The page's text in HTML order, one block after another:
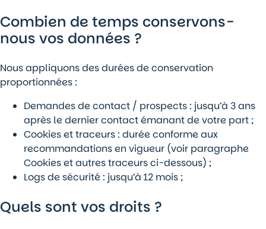
Combien de temps conservons-
nous vos données ?
Nous appliquons des durées de conservation
proportionnées :
Demandes de contact / prospects : jusqu’à 3 ans
après le dernier contact émanant de votre part ;
Cookies et traceurs : durée conforme aux
recommandations en vigueur (voir paragraphe
Cookies et autres traceurs ci-dessous) ;
Logs de sécurité : jusqu’à 12 mois ;
Quels sont vos droits ?